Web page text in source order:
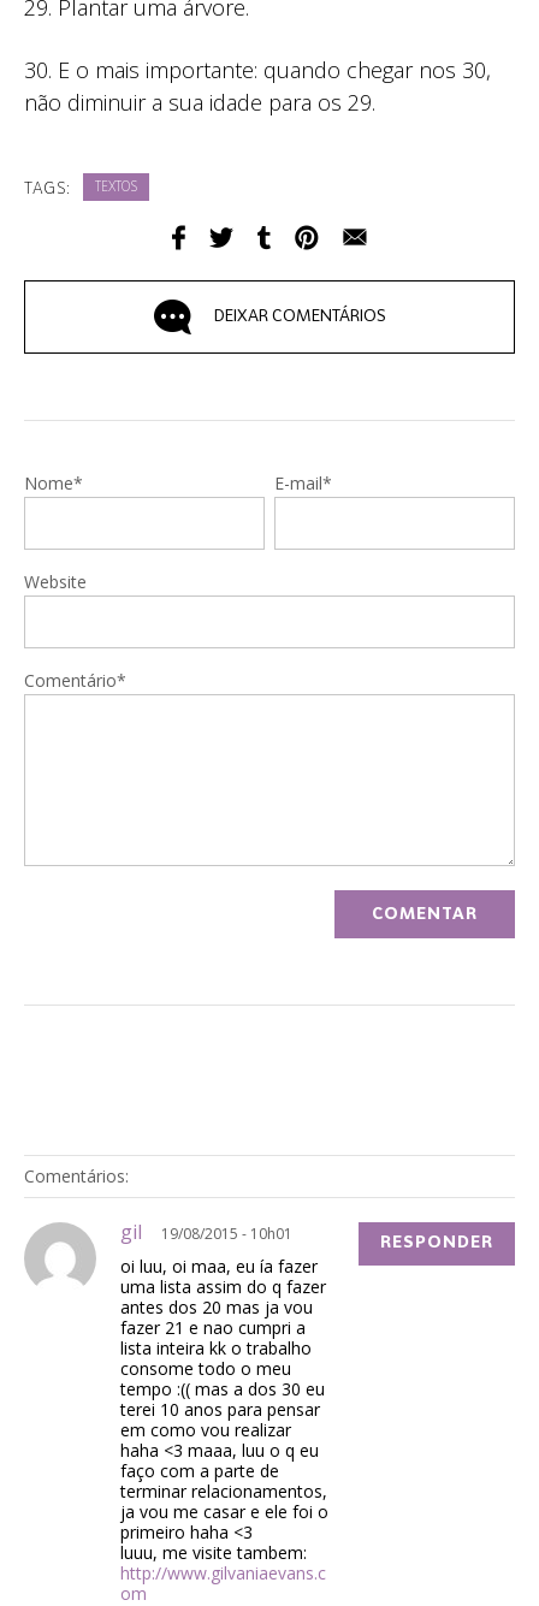
29. Plantar uma árvore.
30. E o mais importante: quando chegar nos 30,
não diminuir a sua idade para os 29.
TAGS: TEXTOS
DEIXAR COMENTÁRIOS
Nome* E-mail*
Website
Comentário*
Comentários:
gil 19/08/2015 - 10h01
oi luu, oi maa, eu ía fazer
uma lista assim do q fazer
antes dos 20 mas ja vou
fazer 21 e nao cumpri a
lista inteira kk o trabalho
consome todo o meu
tempo :(( mas a dos 30 eu
terei 10 anos para pensar
em como vou realizar
haha <3 maaa, luu o q eu
faço com a parte de
terminar relacionamentos,
ja vou me casar e ele foi o
primeiro haha <3
luuu, me visite tambem:
http://www.gilvaniaevans.c
om
RESPONDER